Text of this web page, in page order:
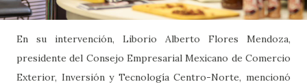
En su intervención, Liborio Alberto Flores Mendoza,
presidente del Consejo Empresarial Mexicano de Comercio
Exterior, Inversión y Tecnología Centro-Norte, mencionó